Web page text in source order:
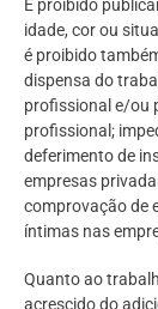
É proibido
idade, cor ou
é proibido
dispensa do
profissional e/ou
profissional;
deferimento de
empresas
comprovação de
íntimas nas
Quanto ao
acrescido do